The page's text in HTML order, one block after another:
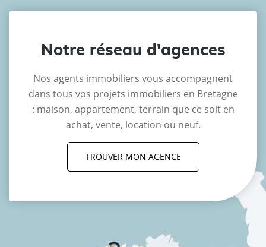
Notre réseau d'agences
Nos agents immobiliers vous accompagnent
dans tous vos projets immobiliers en Bretagne
: maison, appartement, terrain que ce soit en
achat, vente, location ou neuf.
TROUVER MON AGENCE